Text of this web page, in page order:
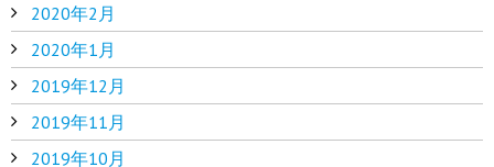
2020年2月
2020年1月
2019年12月
2019年11月
2019年10月